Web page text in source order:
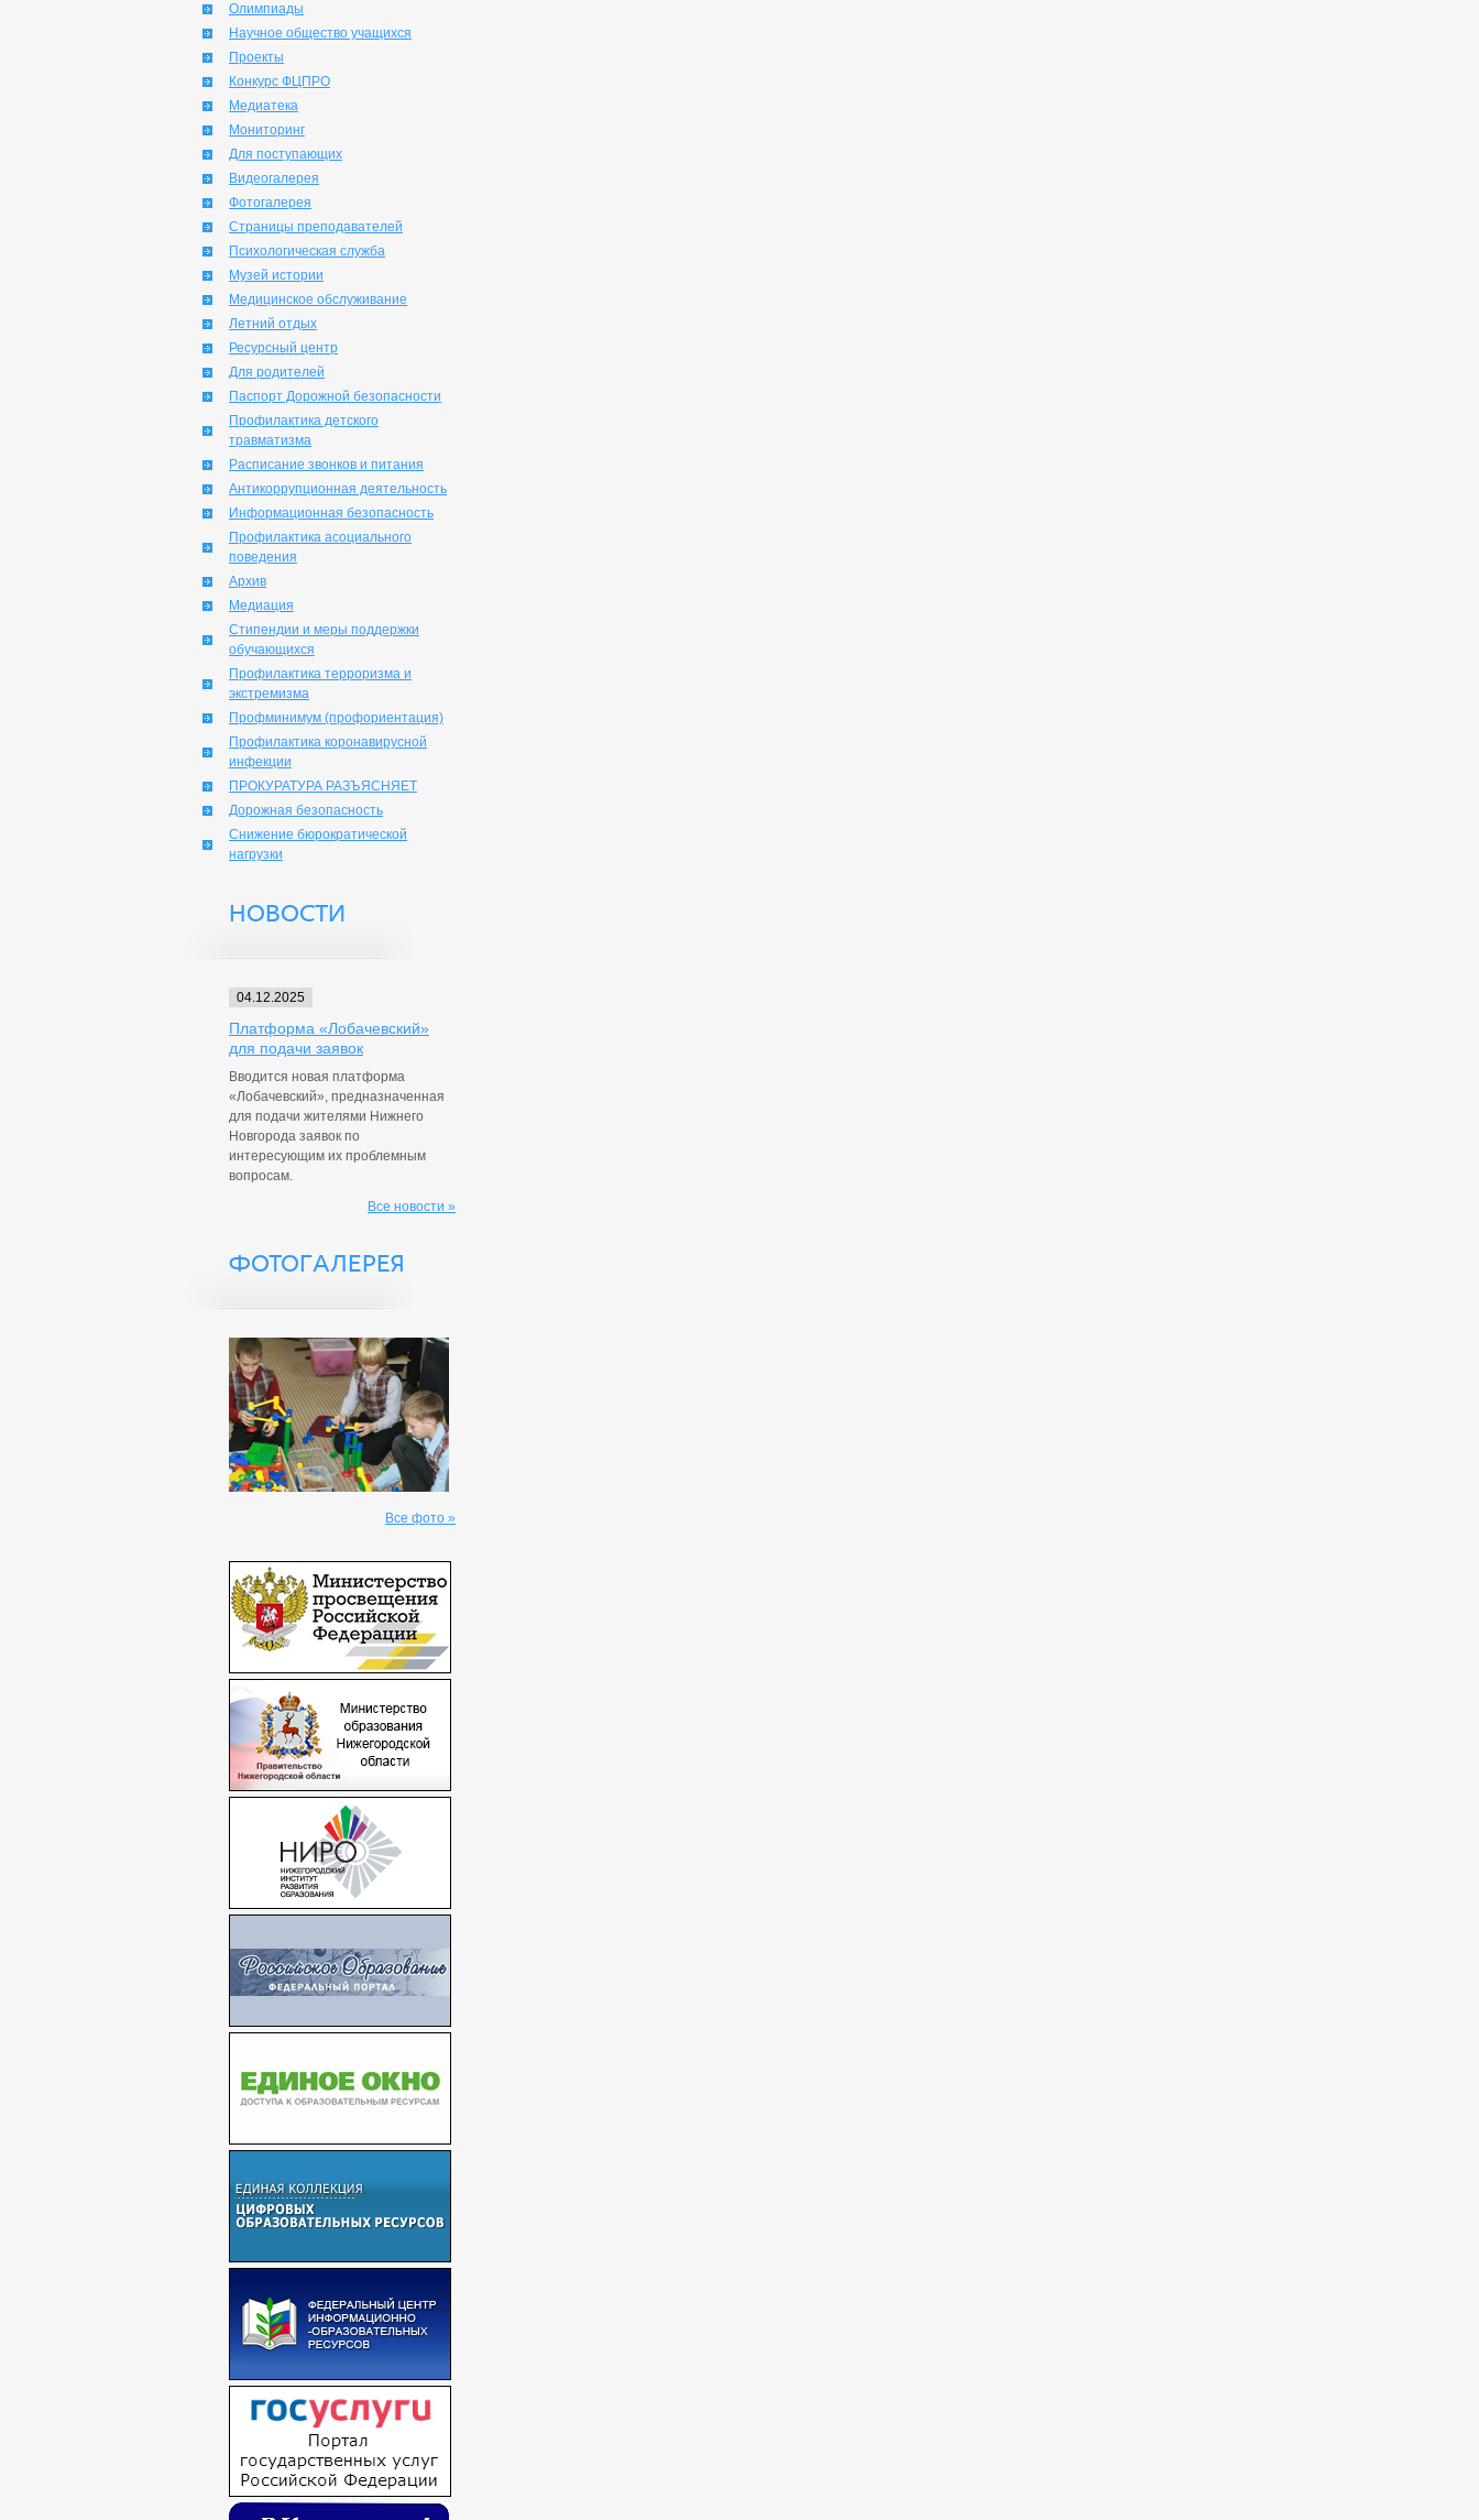
Олимпиады
Научное общество учащихся
Проекты
Конкурс ФЦПРО
Медиатека
Мониторинг
Для поступающих
Видеогалерея
Фотогалерея
Страницы преподавателей
Психологическая служба
Музей истории
Медицинское обслуживание
Летний отдых
Ресурсный центр
Для родителей
Паспорт Дорожной безопасности
Профилактика детского
травматизма
Расписание звонков и питания
Антикоррупционная деятельность
Информационная безопасность
Профилактика асоциального
поведения
Архив
Медиация
Стипендии и меры поддержки
обучающихся
Профилактика терроризма и
экстремизма
Профминимум (профориентация)
Профилактика коронавирусной
инфекции
ПРОКУРАТУРА РАЗЪЯСНЯЕТ
Дорожная безопасность
Снижение бюрократической
нагрузки
НОВОСТИ
04.12.2025
Платформа «Лобачевский»
для подачи заявок
Вводится новая платформа
«Лобачевский», предназначенная
для подачи жителями Нижнего
Новгорода заявок по
интересующим их проблемным
вопросам.
Все новости »
ФОТОГАЛЕРЕЯ
Все фото »